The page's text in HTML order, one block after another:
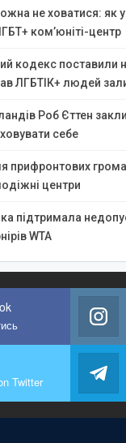
не ховатися: як
ком’юніті-центр
кодекс поставили
ЛГБТІК+ людей
Роб Єттен
себе
прифронтових
центри
підтримала
WTA
Twitter